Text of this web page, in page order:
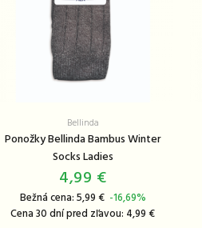
Bellinda
Ponožky Bellinda Bambus Winter
Socks Ladies
4,99 €
Bežná cena: 5,99 € -16,69%
Cena 30 dní pred zľavou: 4,99 €